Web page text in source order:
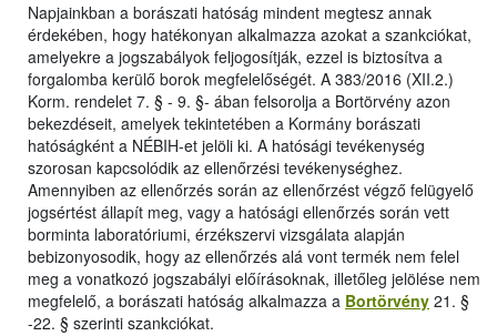
Napjainkban a borászati hatóság mindent megtesz annak
érdekében, hogy hatékonyan alkalmazza azokat a szankciókat,
amelyekre a jogszabályok feljogosítják, ezzel is biztosítva a
forgalomba kerülő borok megfelelőségét. A 383/2016 (XII.2.)
Korm. rendelet 7. § - 9. §- ában felsorolja a Bortörvény azon
bekezdéseit, amelyek tekintetében a Kormány borászati
hatóságként a NÉBIH-et jelöli ki. A hatósági tevékenység
szorosan kapcsolódik az ellenőrzési tevékenységhez.
Amennyiben az ellenőrzés során az ellenőrzést végző felügyelő
jogsértést állapít meg, vagy a hatósági ellenőrzés során vett
borminta laboratóriumi, érzékszervi vizsgálata alapján
bebizonyosodik, hogy az ellenőrzés alá vont termék nem felel
meg a vonatkozó jogszabályi előírásoknak, illetőleg jelölése nem
megfelelő, a borászati hatóság alkalmazza a Bortörvény 21. §
-22. § szerinti szankciókat.